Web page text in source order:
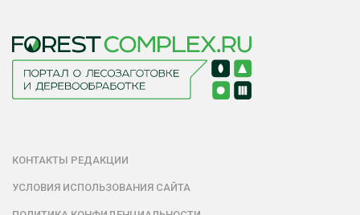
КОНТАКТЫ РЕДАКЦИИ
УСЛОВИЯ ИСПОЛЬЗОВАНИЯ САЙТА